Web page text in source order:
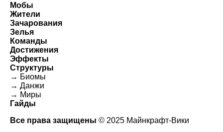
Мобы
Жители
Зачарования
Зелья
Команды
Достижения
Эффекты
Структуры
→ Биомы
→ Данжи
→ Миры
Гайды
Все права защищены © 2025 Майнкрафт-Вики